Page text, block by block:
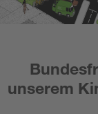
unserem